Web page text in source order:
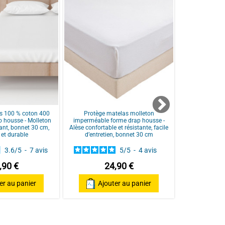
100 % coton 400
housse - Molleton
bonnet 30 cm,
et durable
3.6/5 - 7avis
€
au panier
Protège matelas molleton
imperméable forme drap housse -
Alèse confortable et résistante, facile
d’entretien, bonnet 30 cm
5/5 - 4avis
24,90 €
Ajouter au panier